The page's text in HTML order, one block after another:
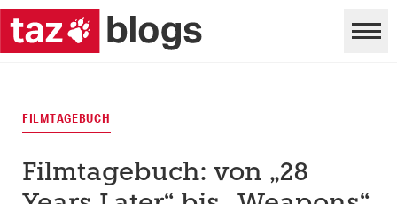
FILMTAGEBUCH
Filmtagebuch: von „28